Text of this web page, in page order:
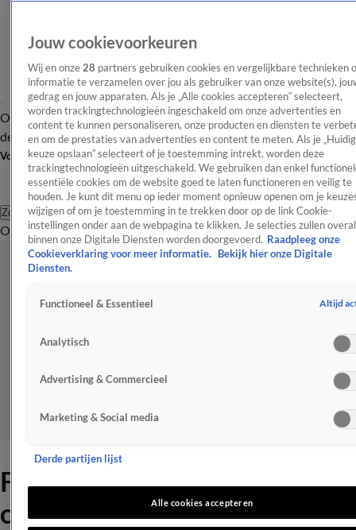
OverzichtAfleveringen Entertainment TV Algemeen
Tip
de redactieNieuwsbrief
Volg Shownieuws
Zoeken
OverzichtEntertainmentSpraakmakendRealityCrimeVideo's
Frans Bauer doet bizarre
onthulling over zijn zwembad
Jouw cookievoorkeuren
Wij en onze 28 partners gebruiken cookies en vergelijkbare technieken
informatie te verzamelen over jou als gebruiker van onze website(s),
gedrag en jouw apparaten. Als je „Alle cookies accepteren” selecteert,
worden trackingtechnologieën ingeschakeld om onze advertenties en
content te kunnen personaliseren, onze producten en diensten te
en om de prestaties van advertenties en content te meten. Als je
keuze opslaan” selecteert of je toestemming intrekt, worden deze
trackingtechnologieën uitgeschakeld. We gebruiken dan enkel
essentiële cookies om de website goed te laten functioneren en veilig te
houden. Je kunt dit menu op ieder moment opnieuw openen om je
wijzigen of om je toestemming in te trekken door op de link Cookie-
instellingen onder aan de webpagina te klikken. Je selecties zullen overal
binnen onze Digitale Diensten worden doorgevoerd. Raadpleeg onze
Cookieverklaring voor meer informatie.
Bekijk hier onze Digitale
Diensten.
Functioneel & Essentieel Altijd
Analytisch
Advertising & Commercieel
Marketing & Social media
Derde partijen lijst
Alle cookies accepteren